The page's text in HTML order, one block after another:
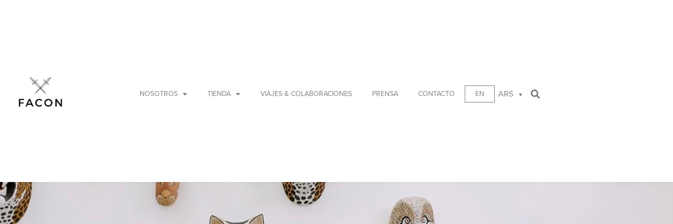
NOSOTROS TIENDA VIAJES & COLABORACIONES PRENSA CONTACTO EN ARS